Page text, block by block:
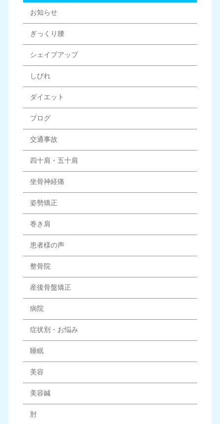
お知らせ
ぎっくり腰
シェイプアップ
しびれ
ダイエット
ブログ
交通事故
四十肩・五十肩
坐骨神経痛
姿勢矯正
巻き肩
患者様の声
整骨院
産後骨盤矯正
病院
症状別・お悩み
睡眠
美容
美容鍼
肘